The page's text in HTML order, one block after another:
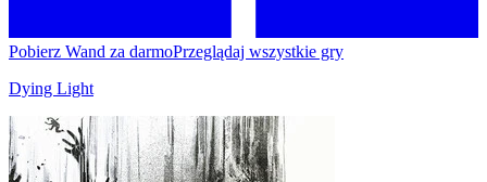
Pobierz Wand za darmoPrzeglądaj wszystkie gry
Dying Light